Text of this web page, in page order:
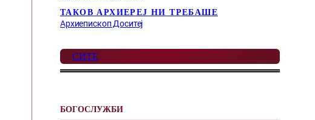
ТАКОВ АРХИЕРЕЈ НИ ТРЕБАШЕ
Архиепископ Доситеј
СИТЕ
БОГОСЛУЖБИ